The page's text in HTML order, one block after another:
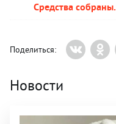
Средства
Поделиться:
Новости